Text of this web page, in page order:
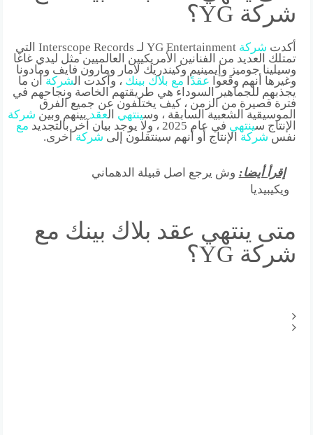
شركة YG؟
أكدت شركة
YG Entertainment لـ Interscope Records التي
تمتلك العديد من الفنانين الأمريكيين العالميين مثل ليدي غاغا
وسيلينا جوميز وإيمينيم وكيندريك لامار ومارون فايف ومادونا
وغيرها أنهم وقعوا عقد ًامع بلاك بينك ، وأكدت ال شركةأن ما
يجذبهم للجماهير السوداء هي طريقتهم الخاصة ونجاحهم في
فترة قصيرة من الزمن ، كيف يختلفون عن جميع الفرق
الموسيقية الشعبية السابقة ، وسينتهي عقد بينهم وبين شركة
الإنتاج سينتهي في عام 2025 ، ولا يوجد بيان آخر بالتجديد
مع
نفسشركة الإنتاج أو أنهم سينتقلون إلى شركةأخرى.
إقرأ أيضا: وش يرجع اصل قبيلة الدهماني
ويكيبيديا
متى ينتهي عقد بلاك بينك مع
شركة YG؟